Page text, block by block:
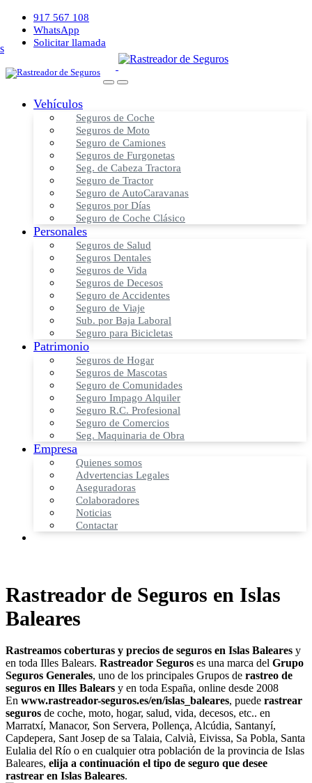
917 567 108
WhatsApp
Solicitar llamada
Vehículos
Seguros de Coche
Seguros de Moto
Seguro de Camiones
Seguros de Furgonetas
Seg. de Cabeza Tractora
Seguro de Tractor
Seguro de AutoCaravanas
Seguros por Días
Seguro de Coche Clásico
Personales
Seguros de Salud
Seguros Dentales
Seguros de Vida
Seguros de Decesos
Seguro de Accidentes
Seguro de Viaje
Sub. por Baja Laboral
Seguro para Bicicletas
Patrimonio
Seguros de Hogar
Seguros de Mascotas
Seguro de Comunidades
Seguro Impago Alquiler
Seguro R.C. Profesional
Seguro de Comercios
Seg. Maquinaria de Obra
Empresa
Quienes somos
Advertencias Legales
Aseguradoras
Colaboradores
Noticias
Contactar
Rastreador de Seguros en Islas
Baleares
Rastreamos coberturas y precios de seguros en Islas Baleares y
en toda Illes Balears. Rastreador Seguros es una marca del Grupo
Seguros Generales, uno de los principales Grupos de rastreo de
seguros en Illes Balears y en toda España, online desde 2008
En www.rastreador-seguros.es/en/islas_baleares, puede rastrear
seguros de coche, moto, hogar, salud, vida, decesos, etc.. en
Marratxí, Manacor, Son Servera, Pollença, Alcúdia, Santanyí,
Capdepera, Sant Josep de sa Talaia, Calvià, Eivissa, Sa Pobla, Santa
Eulalia del Río o en cualquier otra población de la provincia de Islas
Baleares, elija a continuación el tipo de seguro que desee
rastrear en Islas Baleares.